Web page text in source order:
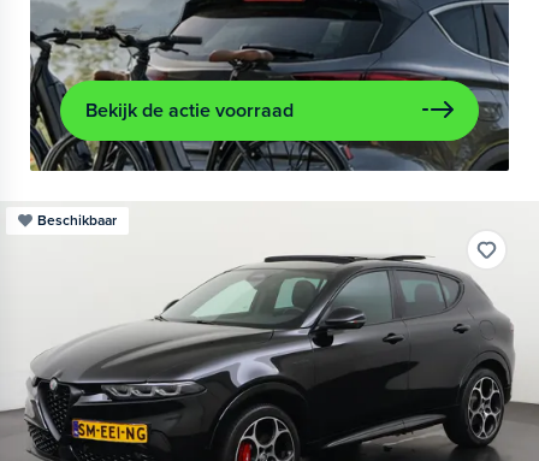
Bekijk de actie voorraad
Beschikbaar